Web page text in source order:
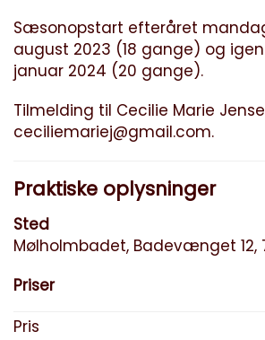
Sæsonopstart efteråret
august 2023 (18 gange) og
januar 2024 (20 gange).
Tilmelding til Cecilie Marie
ceciliemariej@gmail.com.
Praktiske oplysninger
Sted
Mølholmbadet, Badevænget 12,
Priser
Pris